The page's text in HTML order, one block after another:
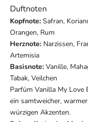
Duftnoten
Kopfnote: Safran,
Orangen, Rum
Herznote: Narzissen,
Artemisia
Basisnote: Vanille,
Tabak, Veilchen
Parfüm Vanilla My Love
ein samtweicher,
würzigen Akzenten.